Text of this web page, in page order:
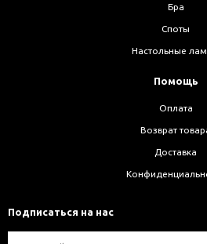
Бра
Споты
Настольные
Помощь
Оплата
Возврат
Доставка
Подписаться на нас